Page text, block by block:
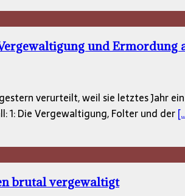
und Ermordung
verurteilt, weil sie letztes Jahr
1: Die Vergewaltigung, Folter und der
brutal vergewaltigt